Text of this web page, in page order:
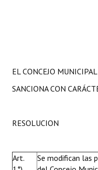
Reconocimientos - Registro
Entrega de distinciones
EL CONCEJO
SANCIONA CON
RESOLUCION
Art.
Se modifican las